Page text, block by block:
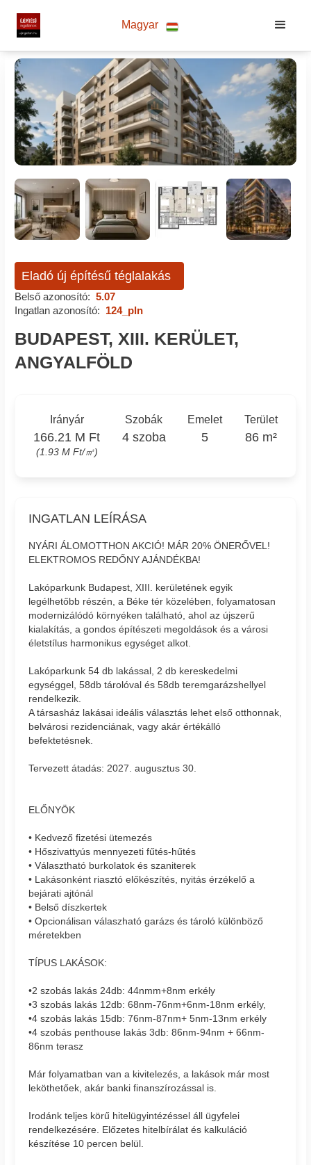
Magyar
Eladó új építésű téglalakás
Belső azonosító: 5.07
Ingatlan azonosító: 124_pln
BUDAPEST, XIII. KERÜLET,
ANGYALFÖLD
Irányár
166.21 M Ft
(1.93 M Ft/㎡)
Szobák
4 szoba
Emelet
5
Terület
86 m²
INGATLAN LEÍRÁSA
NYÁRI ÁLOMOTTHON AKCIÓ! MÁR 20% ÖNERŐVEL!
ELEKTROMOS REDŐNY AJÁNDÉKBA!
Lakóparkunk Budapest, XIII. kerületének egyik
legélhetőbb részén, a Béke tér közelében, folyamatosan
modernizálódó környéken található, ahol az újszerű
kialakítás, a gondos építészeti megoldások és a városi
életstílus harmonikus egységet alkot.
Lakóparkunk 54 db lakással, 2 db kereskedelmi
egységgel, 58db tárolóval és 58db teremgarázshellyel
rendelkezik.
A társasház lakásai ideális választás lehet első otthonnak,
belvárosi rezidenciának, vagy akár értékálló
befektetésnek.
Tervezett átadás: 2027. augusztus 30.
ELŐNYÖK
• Kedvező fizetési ütemezés
• Hőszivattyús mennyezeti fűtés-hűtés
• Választható burkolatok és szaniterek
• Lakásonként riasztó előkészítés, nyitás érzékelő a
bejárati ajtónál
• Belső díszkertek
• Opcionálisan válaszható garázs és tároló különböző
méretekben
TÍPUS LAKÁSOK:
•2 szobás lakás 24db: 44nmm+8nm erkély
•3 szobás lakás 12db: 68nm-76nm+6nm-18nm erkély,
•4 szobás lakás 15db: 76nm-87nm+ 5nm-13nm erkély
•4 szobás penthouse lakás 3db: 86nm-94nm + 66nm-
86nm terasz
Már folyamatban van a kivitelezés, a lakások már most
leköthetőek, akár banki finanszírozással is.
Irodánk teljes körű hitelügyintézéssel áll ügyfelei
rendelkezésére. Előzetes hitelbírálat és kalkuláció
készítése 10 percen belül.